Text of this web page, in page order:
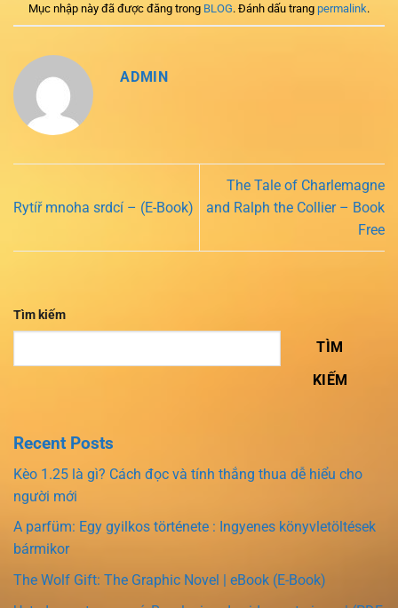
Mục nhập này đã được đăng trong BLOG. Đánh dấu trang permalink.
ADMIN
Rytíř mnoha srdcí – (E-Book)
The Tale of Charlemagne
and Ralph the Collier – Book
Free
Tìm kiếm
TÌM
KIẾM
Recent Posts
Kèo 1.25 là gì? Cách đọc và tính thắng thua dễ hiểu cho
người mới
A parfüm: Egy gyilkos története : Ingyenes könyvletöltések
bármikor
The Wolf Gift: The Graphic Novel | eBook (E-Book)